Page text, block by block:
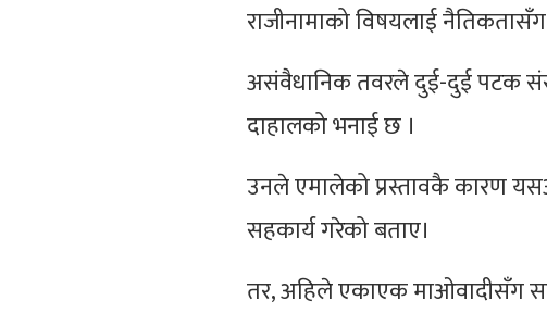
राजीनामाको विषयलाई
असंवैधानिक तवरले दुई-दुई पटक
दाहालको भनाई छ ।
उनले एमालेको प्रस्तावकै कारण
सहकार्य गरेको बताए।
तर, अहिले एकाएक माओवादीसँग